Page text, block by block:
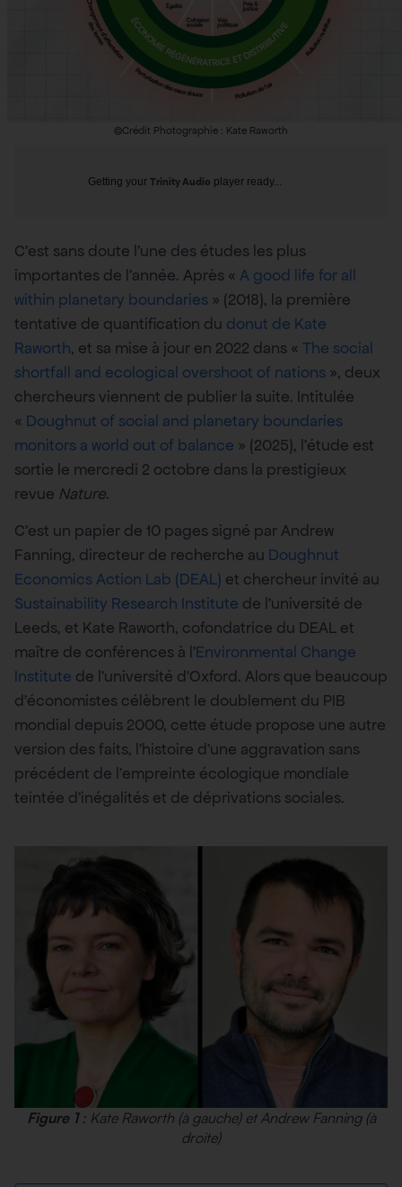
©Crédit Photographie : Kate Raworth
Getting your Trinity Audio player ready...
C’est sans doute l’une des études les plus
importantes de l’année. Après « A good life for all
within planetary boundaries » (2018), la première
tentative de quantification du donut de Kate
Raworth, et sa mise à jour en 2022 dans « The social
shortfall and ecological overshoot of nations », deux
chercheurs viennent de publier la suite. Intitulée
« Doughnut of social and planetary boundaries
monitors a world out of balance » (2025), l’étude est
sortie le mercredi 2 octobre dans la prestigieux
revue Nature.
C’est un papier de 10 pages signé par Andrew
Fanning, directeur de recherche au Doughnut
Economics Action Lab (DEAL) et chercheur invité au
Sustainability Research Institute de l’université de
Leeds, et Kate Raworth, cofondatrice du DEAL et
maître de conférences à l’Environmental Change
Institute de l’université d’Oxford. Alors que beaucoup
d’économistes célèbrent le doublement du PIB
mondial depuis 2000, cette étude propose une autre
version des faits, l’histoire d’une aggravation sans
précédent de l’empreinte écologique mondiale
teintée d’inégalités et de déprivations sociales.
Figure 1: Kate Raworth (à gauche) et Andrew Fanning (à
droite)